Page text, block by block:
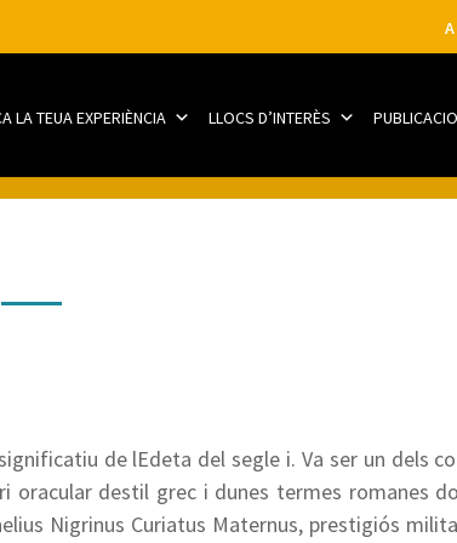
LA TEUA EXPERIÈNCIA LLOCS D’INTERÈS
de lEdeta del segle i. Va ser un dels
oracular destil grec i dunes termes
Nigrinus Curiatus Maternus, prestigiós